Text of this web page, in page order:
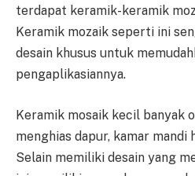
terdapat keramik-keramik
Keramik mozaik seperti ini
desain khusus untuk
pengaplikasiannya.
Keramik mosaik kecil banyak
menghias dapur, kamar mandi
Selain memiliki desain yang